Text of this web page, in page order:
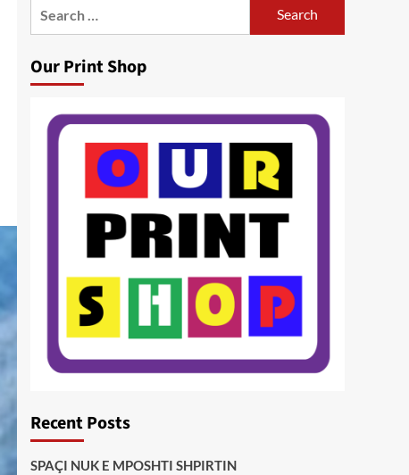
Our Print Shop
Recent Posts
SPAÇI NUK E MPOSHTI SHPIRTIN